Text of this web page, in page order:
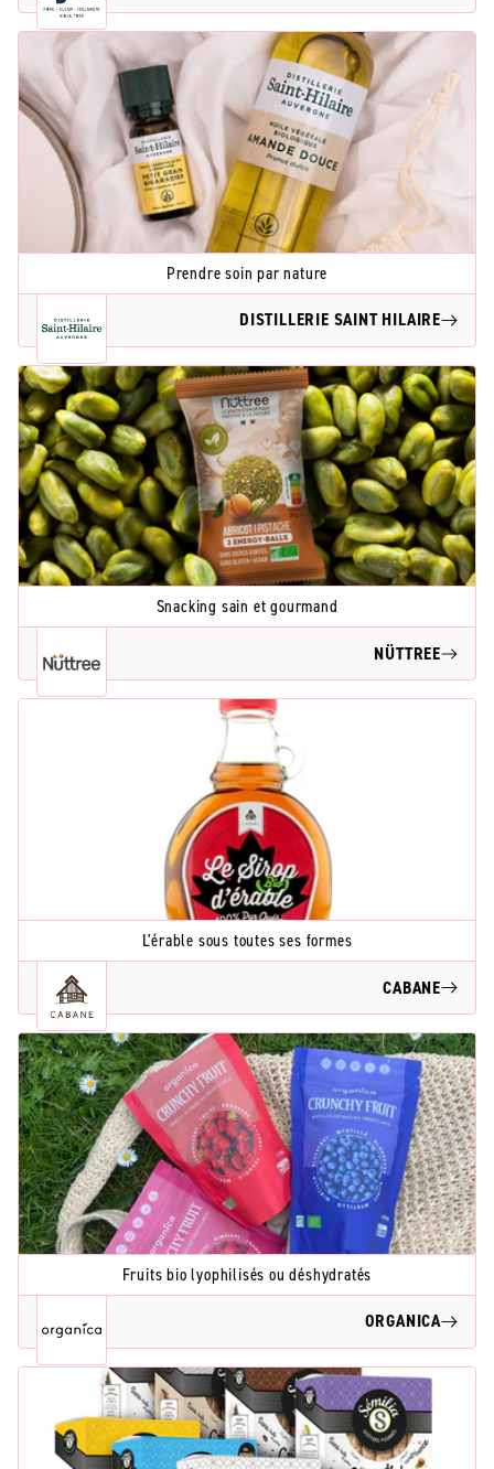
Prendre soin par nature
DISTILLERIE SAINT HILAIRE
Snacking sain et gourmand
NÜTTREE
L'érable sous toutes ses formes
CABANE
Fruits bio lyophilisés ou déshydratés
ORGANICA